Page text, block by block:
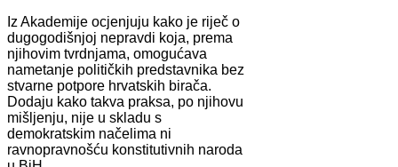
Iz Akademije ocjenjuju kako je riječ o
dugogodišnjoj nepravdi koja, prema
njihovim tvrdnjama, omogućava
nametanje političkih predstavnika bez
stvarne potpore hrvatskih birača.
Dodaju kako takva praksa, po njihovu
mišljenju, nije u skladu s
demokratskim načelima ni
ravnopravnošću konstitutivnih naroda